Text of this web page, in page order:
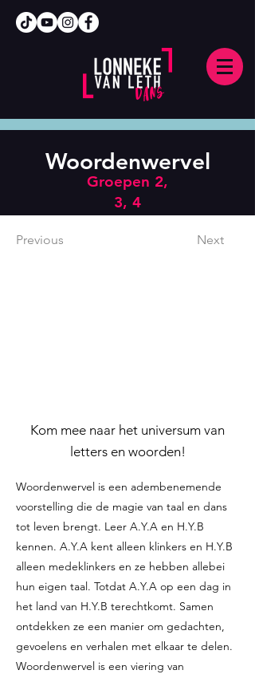
Woordenwervel
Groepen 2,
3, 4
Previous Next
Kom mee naar het universum van
letters en woorden!
Woordenwervel is een adembenemende
voorstelling die de magie van taal en dans
tot leven brengt. Leer A.Y.A en H.Y.B
kennen. A.Y.A kent alleen klinkers en H.Y.B
alleen medeklinkers en ze hebben allebei
hun eigen taal. Totdat A.Y.A op een dag in
het land van H.Y.B terechtkomt. Samen
ontdekken ze een manier om gedachten,
gevoelens en verhalen met elkaar te delen.
Woordenwervel is een viering van